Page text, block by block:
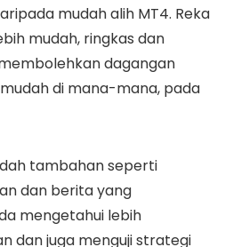
mudah alih MT4. Reka
mudah, ringkas dan
dagangan
di mana-mana, pada
tambahan seperti
dan berita yang
mengetahui lebih
dan juga menguji strategi